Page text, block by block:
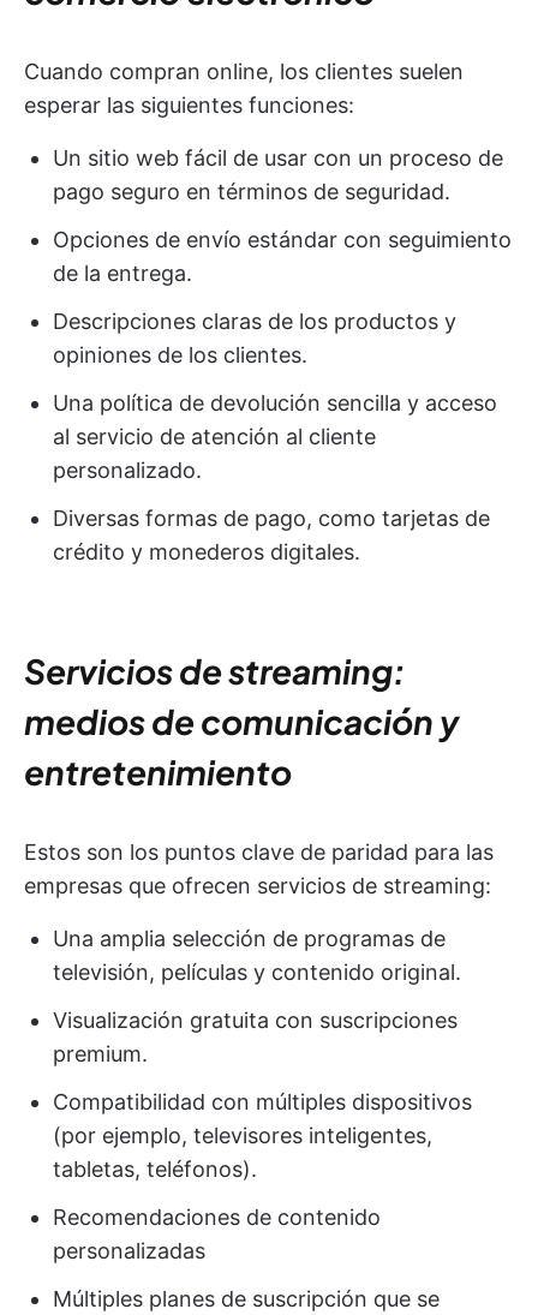
Cuando compran online, los clientes suelen
esperar las siguientes funciones:
Un sitio web fácil de usar con un proceso de
pago seguro en términos de seguridad.
Opciones de envío estándar con seguimiento
de la entrega.
Descripciones claras de los productos y
opiniones de los clientes.
Una política de devolución sencilla y acceso
al servicio de atención al cliente
personalizado.
Diversas formas de pago, como tarjetas de
crédito y monederos digitales.
Servicios de streaming:
medios de comunicación y
entretenimiento
Estos son los puntos clave de paridad para las
empresas que ofrecen servicios de streaming:
Una amplia selección de programas de
televisión, películas y contenido original.
Visualización gratuita con suscripciones
premium.
Compatibilidad con múltiples dispositivos
(por ejemplo, televisores inteligentes,
tabletas, teléfonos).
Recomendaciones de contenido
personalizadas
Múltiples planes de suscripción que se